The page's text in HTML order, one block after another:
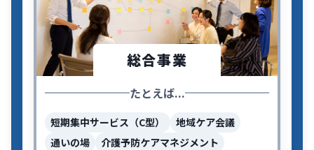
総合事業
たとえば...
短期集中サービス（C型）
地域ケア会議
通いの場
介護予防ケアマネジメント